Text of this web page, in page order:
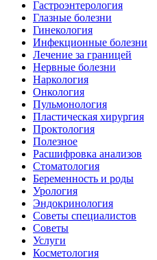
Гастроэнтерология
Глазные болезни
Гинекология
Инфекционные болезни
Лечение за границей
Нервные болезни
Наркология
Онкология
Пульмонология
Пластическая хирургия
Проктология
Полезное
Расшифровка анализов
Стоматология
Беременность и роды
Урология
Эндокринология
Советы специалистов
Советы
Услуги
Косметология